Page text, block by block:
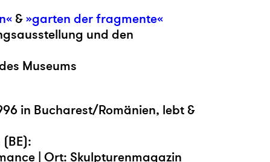
&»garten der fragmente«
und den
Museums
in Bucharest/Romänien, lebt &
| Ort: Skulpturenmagazin